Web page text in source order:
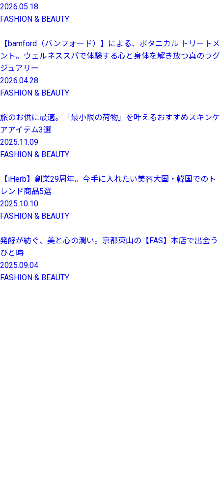
2026.05.18
FASHION & BEAUTY
【bamford（バンフォード）】による、ボタニカル トリートメ
ント。ウェルネススパで体験する心と身体を解き放つ真のラグ
ジュアリー
2026.04.28
FASHION & BEAUTY
旅のお供に最適。「最小限の荷物」を叶えるおすすめスキンケ
アアイテム3選
2025.11.09
FASHION & BEAUTY
【iHerb】創業29周年。今手に入れたい美容大国・韓国でのト
レンド商品5選
2025.10.10
FASHION & BEAUTY
発酵が紡ぐ、美と心の潤い。京都東山の【FAS】本店で出会う
ひと時
2025.09.04
FASHION & BEAUTY